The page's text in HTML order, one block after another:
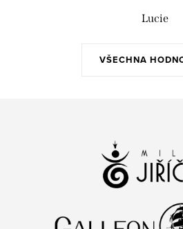
VŠECHNA
Lucie